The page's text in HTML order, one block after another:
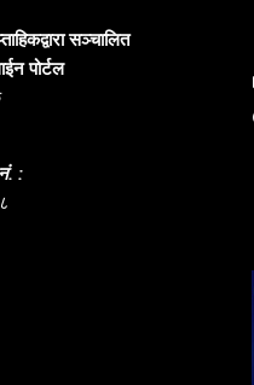
सञ्चालित
पोर्टल
: